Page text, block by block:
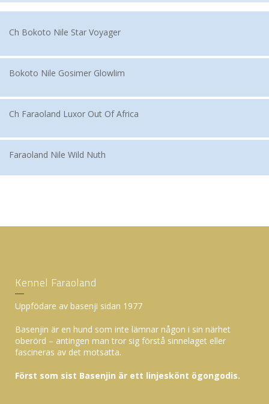
Ch Bokoto Nile Star Voyager
Bokoto Nile Gosimer Glowlim
Ch Faraoland Luxor Out Of Africa
Faraoland Nile Wild Nuth
Kennel Faraoland
Uppfödare av basenji sidan 1977
Basenjin är en hund som inte lämnar någon i sin närhet
oberörd – antingen man tror sig förstå sinnelaget eller
fascineras av det motsatta.
Först som sist Basenjin är ett linjeskönt ögongodis.